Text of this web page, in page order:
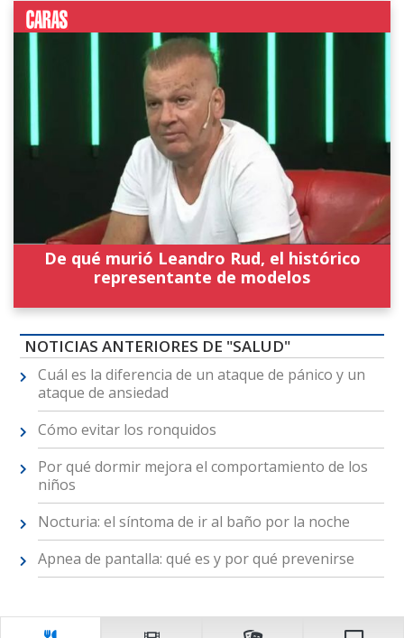
De qué murió Leandro Rud, el histórico
representante de modelos
NOTICIAS ANTERIORES DE "SALUD"
Cuál es la diferencia de un ataque de pánico y un
ataque de ansiedad
Cómo evitar los ronquidos
Por qué dormir mejora el comportamiento de los
niños
Nocturia: el síntoma de ir al baño por la noche
Apnea de pantalla: qué es y por qué prevenirse